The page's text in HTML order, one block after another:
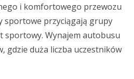
i komfortowego przewozu
sportowe przyciągają grupy
sportowy. Wynajem autobusu
gdzie duża liczba uczestników